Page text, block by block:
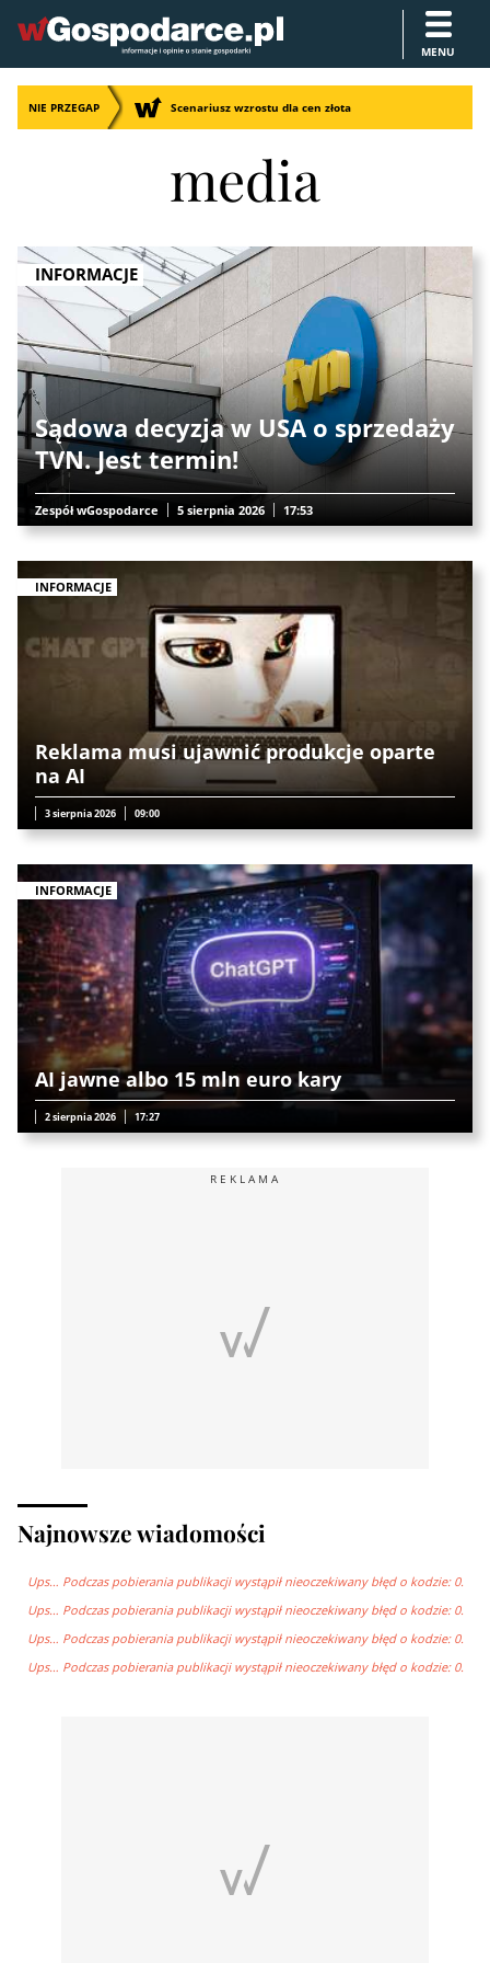
MENU
NIE PRZEGAP Scenariusz wzrostu dla cen złota
media
INFORMACJE
Sądowa decyzja w USA o sprzedaży
TVN. Jest termin!
Zespół wGospodarce 5 sierpnia 2026 17:53
INFORMACJE
Reklama musi ujawnić produkcje oparte
na AI
3 sierpnia 2026 09:00
INFORMACJE
AI jawne albo 15 mln euro kary
2 sierpnia 2026 17:27
REKLAMA
Najnowsze wiadomości
Ups… Podczas pobierania publikacji wystąpił nieoczekiwany błęd o kodzie: 0.
Ups… Podczas pobierania publikacji wystąpił nieoczekiwany błęd o kodzie: 0.
Ups… Podczas pobierania publikacji wystąpił nieoczekiwany błęd o kodzie: 0.
Ups… Podczas pobierania publikacji wystąpił nieoczekiwany błęd o kodzie: 0.